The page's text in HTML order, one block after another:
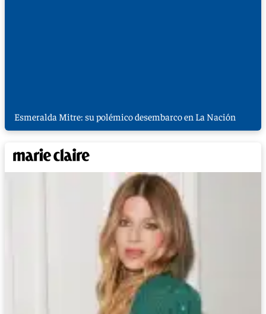
Esmeralda Mitre: su polémico desembarco en La Nación